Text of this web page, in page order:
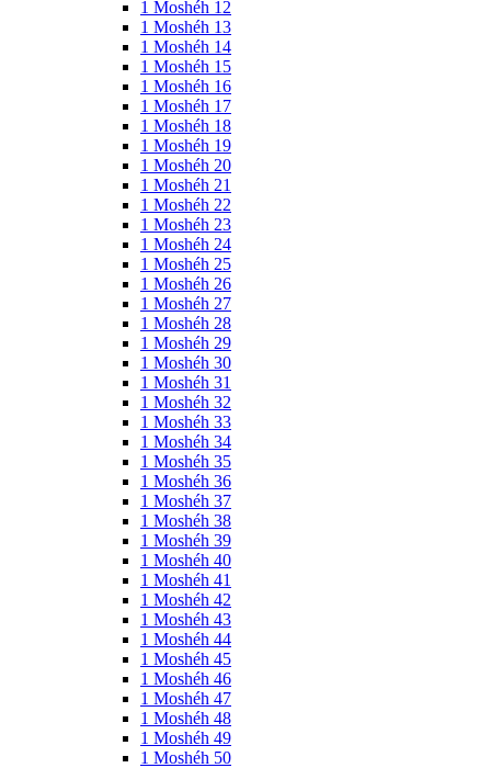
1 Moshéh 12
1 Moshéh 13
1 Moshéh 14
1 Moshéh 15
1 Moshéh 16
1 Moshéh 17
1 Moshéh 18
1 Moshéh 19
1 Moshéh 20
1 Moshéh 21
1 Moshéh 22
1 Moshéh 23
1 Moshéh 24
1 Moshéh 25
1 Moshéh 26
1 Moshéh 27
1 Moshéh 28
1 Moshéh 29
1 Moshéh 30
1 Moshéh 31
1 Moshéh 32
1 Moshéh 33
1 Moshéh 34
1 Moshéh 35
1 Moshéh 36
1 Moshéh 37
1 Moshéh 38
1 Moshéh 39
1 Moshéh 40
1 Moshéh 41
1 Moshéh 42
1 Moshéh 43
1 Moshéh 44
1 Moshéh 45
1 Moshéh 46
1 Moshéh 47
1 Moshéh 48
1 Moshéh 49
1 Moshéh 50